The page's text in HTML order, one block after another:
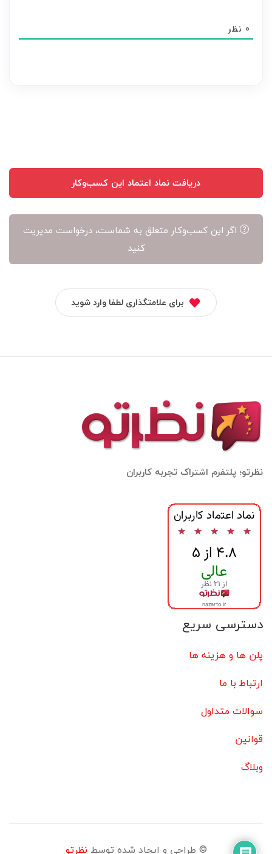
هر
0 نظر
دریافت نماد اعتماد این کسب‌وکار
اگر این کسب‌وکار متعلق به شماست، درخواست مدیریت
کنید
برای علامتگذاری لطفا وارد شوید
نظرتو؛ پلتفرم اشتراک تجربه کاربران
دسترسی سریع
پلن ها و هزینه ها
ارتباط با ما
سوالات متداول
قوانین
وبلاگ
© طراحی و ایجاد شده توسط نظرتو